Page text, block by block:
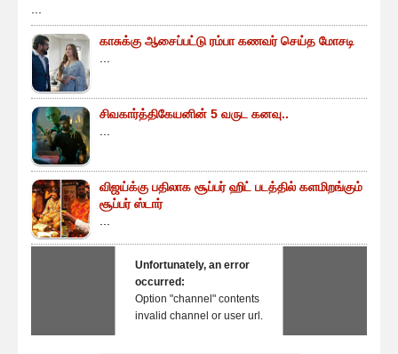
காசுக்கு ஆசைப்பட்டு ரம்பா கணவர் செய்த மோசடி
சிவகார்த்திகேயனின் 5 வருட கனவு..
விஜய்க்கு பதிலாக சூப்பர் ஹிட் படத்தில் களமிறங்கும்
சூப்பர் ஸ்டார்
Unfortunately, an error
occurred:
Option "channel" contents
invalid channel or user url.